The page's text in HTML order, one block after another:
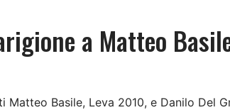
a Matteo
Basile, Leva 2010, e Danilo Del